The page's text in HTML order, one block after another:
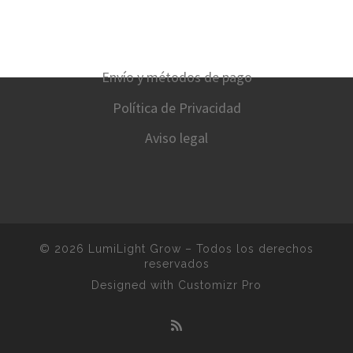
Envío y métodos de pago
Política de Privacidad
Aviso legal
© 2026 LumiLight Grow – Todos los derechos
reservados
Designed with Customizr Pro